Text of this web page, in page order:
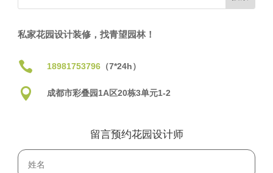
私家花园设计装修，找青望园林！
 18981753796（7*24h）
 成都市彩叠园1A区20栋3单元1-2
留言预约花园设计师